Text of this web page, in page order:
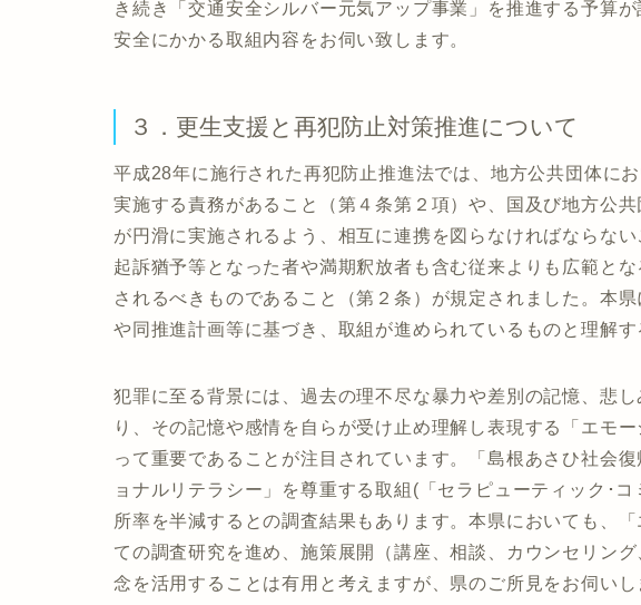
き続き「交通安全シルバー元気アップ事業」を推進する予算
安全にかかる取組内容をお伺い致します。
３．更生支援と再犯防止対策推進について
平成28年に施行された再犯防止推進法では、地方公共団体に
実施する責務があること（第４条第２項）や、国及び地方公
が円滑に実施されるよう、相互に連携を図らなければならな
起訴猶予等となった者や満期釈放者も含む従来よりも広範と
されるべきものであること（第２条）が規定されました。本
や同推進計画等に基づき、取組が進められているものと理解す
犯罪に至る背景には、過去の理不尽な暴力や差別の記憶、悲
り、その記憶や感情を自らが受け止め理解し表現する「エモ
って重要であることが注目されています。「島根あさひ社会
ョナルリテラシー」を尊重する取組(「セラピューティック･
所率を半減するとの調査結果もあります。本県においても、
ての調査研究を進め、施策展開（講座、相談、カウンセリン
念を活用することは有用と考えますが、県のご所見をお伺いし